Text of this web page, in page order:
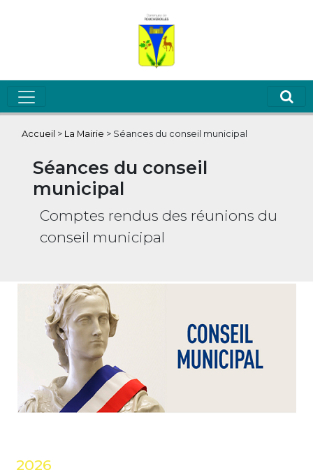
Accueil > La Mairie > Séances du conseil municipal
Séances du conseil
municipal
Comptes rendus des réunions du
conseil municipal
2026